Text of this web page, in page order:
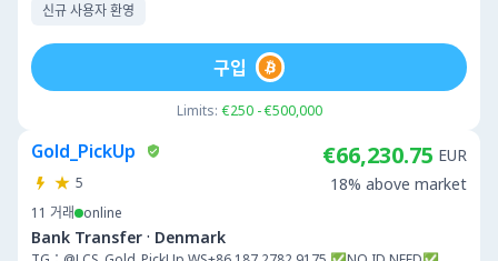
신규 사용자 환영
Limits: €250 - €500,000
구입
Gold_PickUp
5
11 거래 online
Bank Transfer · Denmark
€66,230.75 EUR
18% above market